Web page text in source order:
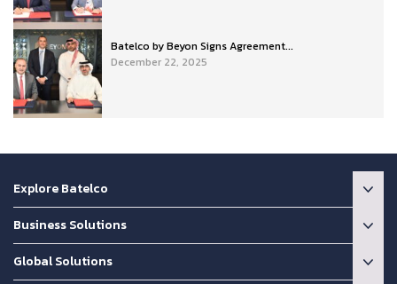
Batelco by Beyon Signs Agreement...
December 22, 2025
Explore Batelco
Business Solutions
Global Solutions